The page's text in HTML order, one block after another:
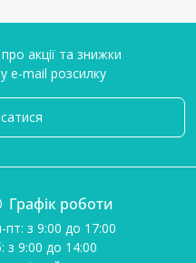
акції та знижки
e-mail розсилку
Графік роботи
пт: з 9:00 до 17:00
з 9:00 до 14:00